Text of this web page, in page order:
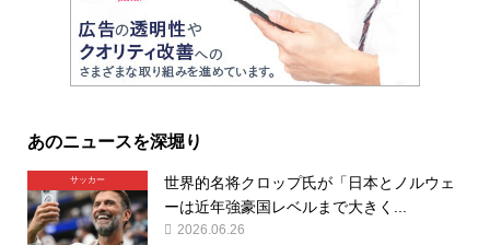
あのニュースを深堀り
サッカー
世界的名将クロップ氏が「日本とノルウェ
ーは近年強豪国レベルまで大きく...
2026.06.26